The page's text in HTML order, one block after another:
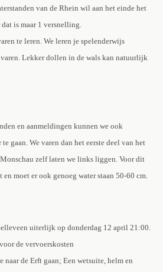
van de Rhein wil aan het einde het
is maar 1 versnelling.
te leren. We leren je spelenderwijs
varen. Lekker dollen in de wals kan natuurlijk
en aanmeldingen kunnen we ook
gaan. We varen dan het eerste deel van het
zelf laten we links liggen. Voor dit
moet er ook genoeg water staan 50-60 cm.
uiterlijk op donderdag 12 april 21:00.
de vervoerskosten
naar de Erft gaan; Een wetsuite, helm en